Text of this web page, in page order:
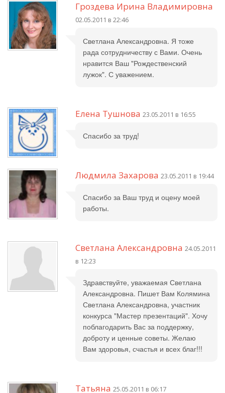
Гроздева Ирина Владимировна
02.05.2011 в 22:46
Светлана Александровна. Я тоже
рада сотрудничеству с Вами. Очень
нравится Ваш "Рождественский
лужок". С уважением.
Елена Тушнова 23.05.2011 в 16:55
Спасибо за труд!
Людмила Захарова 23.05.2011 в 19:44
Спасибо за Ваш труд и оцену моей
работы.
Светлана Александровна 24.05.2011
в 12:23
Здравствуйте, уважаемая Светлана
Александровна. Пишет Вам Колямина
Светлана Александровна, участник
конкурса "Мастер презентаций". Хочу
поблагодарить Вас за поддержку,
доброту и ценные советы. Желаю
Вам здоровья, счастья и всех благ!!!
Татьяна 25.05.2011 в 06:17